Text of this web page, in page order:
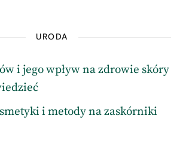
URODA
i jego wpływ na zdrowie skóry
i metody na zaskórniki